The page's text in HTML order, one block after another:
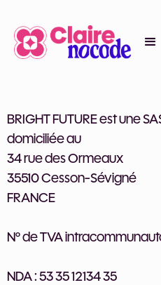
BRIGHT FUTURE est une
domiciliée au
34 rue des Ormeaux
35510 Cesson-Sévigné
FRANCE
N° de TVA
NDA : 53 35 12134 35